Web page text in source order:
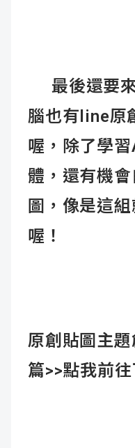
最後還要來
腦也有line原
喔，除了學
體，還有機
圖，像是這
喔！
原創貼圖主
篇>>點我前